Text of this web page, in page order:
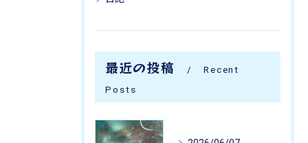
最近の投稿
Recent
Posts